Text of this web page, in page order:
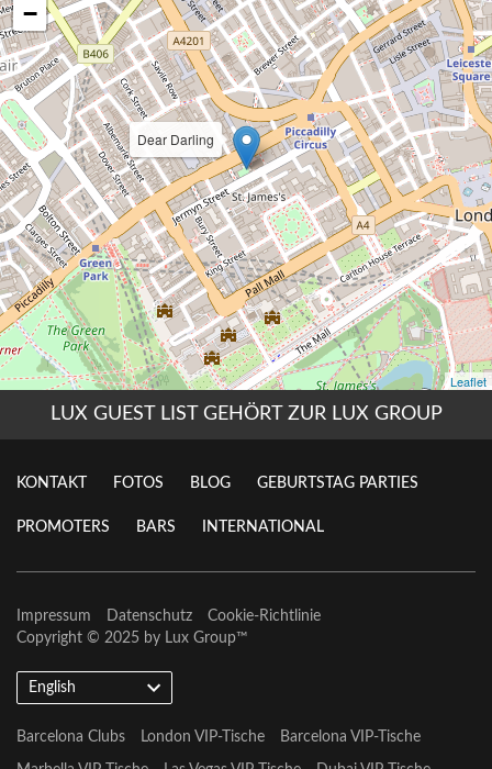
LUX GUEST LIST GEHÖRT ZUR LUX GROUP
KONTAKT FOTOS BLOG GEBURTSTAG PARTIES
PROMOTERS BARS INTERNATIONAL
Impressum Datenschutz
Cookie-Richtlinie
Copyright © 2025 by Lux Group™
English
Barcelona Clubs London VIP-Tische Barcelona VIP-Tische